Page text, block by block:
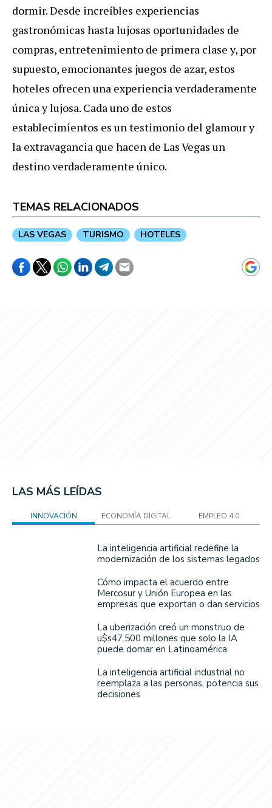
dormir. Desde increíbles experiencias
gastronómicas hasta lujosas oportunidades de
compras, entretenimiento de primera clase y, por
supuesto, emocionantes juegos de azar, estos
hoteles ofrecen una experiencia verdaderamente
única y lujosa. Cada uno de estos
establecimientos es un testimonio del glamour y
la extravagancia que hacen de Las Vegas un
destino verdaderamente único.
TEMAS RELACIONADOS
LAS VEGAS TURISMO HOTELES
LAS MÁS LEÍDAS
INNOVACIÓN ECONOMÍA DIGITAL EMPLEO 4.0
La inteligencia artificial redefine la
modernización de los sistemas legados
Cómo impacta el acuerdo entre
Mercosur y Unión Europea en las
empresas que exportan o dan servicios
La uberización creó un monstruo de
u$s47.500 millones que solo la IA
puede domar en Latinoamérica
La inteligencia artificial industrial no
reemplaza a las personas, potencia sus
decisiones